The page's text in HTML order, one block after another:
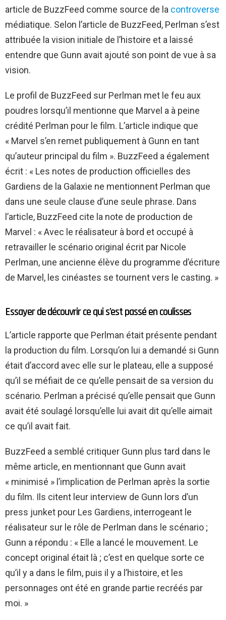
article de BuzzFeed comme source de la controverse
médiatique. Selon l’article de BuzzFeed, Perlman s’est
attribuée la vision initiale de l’histoire et a laissé
entendre que Gunn avait ajouté son point de vue à sa
vision.
Le profil de BuzzFeed sur Perlman met le feu aux
poudres lorsqu’il mentionne que Marvel a à peine
crédité Perlman pour le film. L’article indique que
« Marvel s’en remet publiquement à Gunn en tant
qu’auteur principal du film ». BuzzFeed a également
écrit : « Les notes de production officielles des
Gardiens de la Galaxie ne mentionnent Perlman que
dans une seule clause d’une seule phrase. Dans
l’article, BuzzFeed cite la note de production de
Marvel : « Avec le réalisateur à bord et occupé à
retravailler le scénario original écrit par Nicole
Perlman, une ancienne élève du programme d’écriture
de Marvel, les cinéastes se tournent vers le casting. »
Essayer de découvrir ce qui s’est passé en coulisses
L’article rapporte que Perlman était présente pendant
la production du film. Lorsqu’on lui a demandé si Gunn
était d’accord avec elle sur le plateau, elle a supposé
qu’il se méfiait de ce qu’elle pensait de sa version du
scénario. Perlman a précisé qu’elle pensait que Gunn
avait été soulagé lorsqu’elle lui avait dit qu’elle aimait
ce qu’il avait fait.
BuzzFeed a semblé critiquer Gunn plus tard dans le
même article, en mentionnant que Gunn avait
« minimisé » l’implication de Perlman après la sortie
du film. Ils citent leur interview de Gunn lors d’un
press junket pour Les Gardiens, interrogeant le
réalisateur sur le rôle de Perlman dans le scénario ;
Gunn a répondu : « Elle a lancé le mouvement. Le
concept original était là ; c’est en quelque sorte ce
qu’il y a dans le film, puis il y a l’histoire, et les
personnages ont été en grande partie recréés par
moi. »